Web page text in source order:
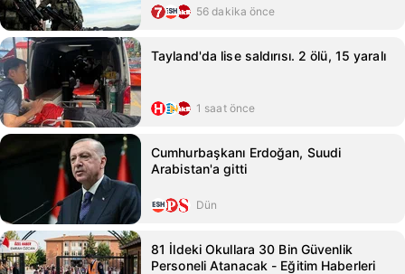
56 dakika önce
Tayland'da lise saldırısı. 2 ölü, 15 yaralı
1 saat önce
Cumhurbaşkanı Erdoğan, Suudi
Arabistan'a gitti
Dün
81 İldeki Okullara 30 Bin Güvenlik
Personeli Atanacak - Eğitim Haberleri